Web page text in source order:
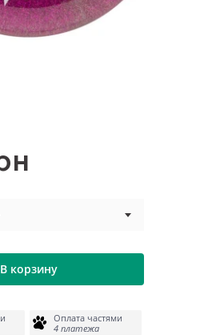
В корзину
Оплата частями
4 платежа